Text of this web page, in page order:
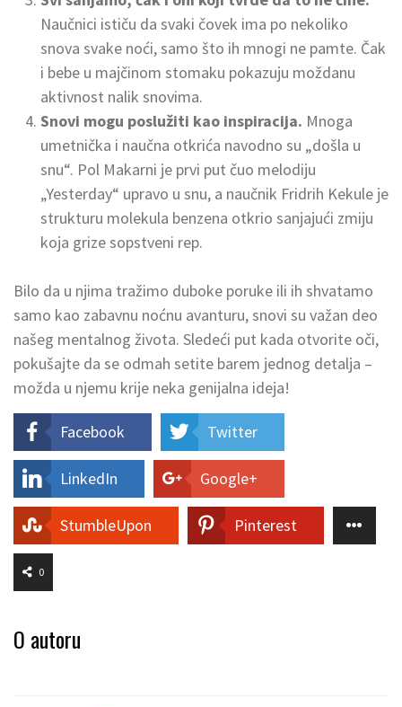
Naučnici ističu da svaki čovek ima po nekoliko
snova svake noći, samo što ih mnogi ne pamte. Čak
i bebe u majčinom stomaku pokazuju moždanu
aktivnost nalik snovima.
Snovi mogu poslužiti kao inspiracija. Mnoga
umetnička i naučna otkrića navodno su „došla u
snu“. Pol Makarni je prvi put čuo melodiju
„Yesterday“ upravo u snu, a naučnik Fridrih Kekule je
strukturu molekula benzena otkrio sanjajući zmiju
koja grize sopstveni rep.
Bilo da u njima tražimo duboke poruke ili ih shvatamo
samo kao zabavnu noćnu avanturu, snovi su važan deo
našeg mentalnog života. Sledeći put kada otvorite oči,
pokušajte da se odmah setite barem jednog detalja –
možda u njemu krije neka genijalna ideja!
Facebook Twitter
LinkedIn Google+
StumbleUpon Pinterest
0
O autoru